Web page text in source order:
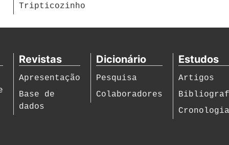
Tripticozinho
Revistas
Apresentação
Base de
dados
Dicionário
Pesquisa
Colaboradores
Estudos
Artigos